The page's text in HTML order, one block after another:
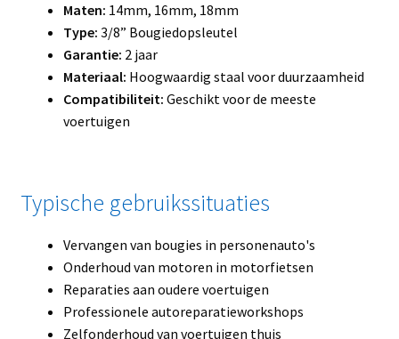
Maten: 14mm, 16mm, 18mm
Type: 3/8” Bougiedopsleutel
Garantie: 2 jaar
Materiaal: Hoogwaardig staal voor duurzaamheid
Compatibiliteit: Geschikt voor de meeste
voertuigen
Typische gebruikssituaties
Vervangen van bougies in personenauto's
Onderhoud van motoren in motorfietsen
Reparaties aan oudere voertuigen
Professionele autoreparatieworkshops
Zelfonderhoud van voertuigen thuis